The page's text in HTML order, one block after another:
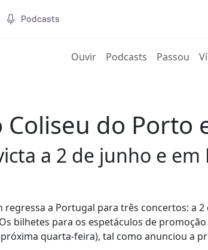
Podcasts
Ouvir(current)
Podcasts Passou
Coliseu do Porto
a 2 de junho e
a Portugal para três concertos: a
bilhetes para os espetáculos de
quarta-feira), tal como anunciou a